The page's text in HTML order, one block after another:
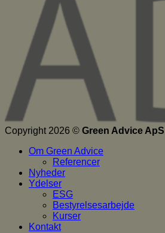
Copyright 2026 © Green Advice ApS
Om Green Advice
Referencer
Nyheder
Ydelser
ESG
Bestyrelsesarbejde
Kurser
Kontakt